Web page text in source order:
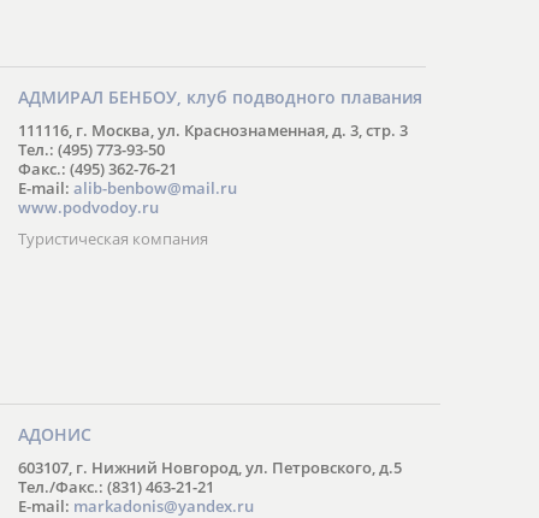
АДМИРАЛ БЕНБОУ, клуб подводного плавания
111116, г. Москва, ул. Краснознаменная, д. 3, стр. 3
Тел.: (495) 773-93-50
Факс.: (495) 362-76-21
E-mail: alib-benbow@mail.ru
www.podvodoy.ru
Туристическая компания
АДОНИС
603107, г. Нижний Новгород, ул. Петровского, д.5
Тел./Факс.: (831) 463-21-21
E-mail: markadonis@yandex.ru